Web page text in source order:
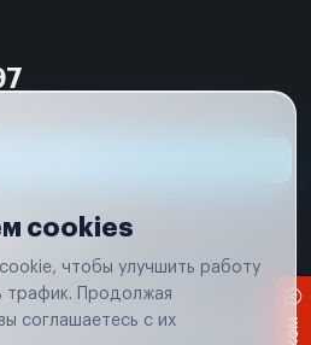
Удаление аккаунта
на сайте, носит исключительно
cookies
чтобы улучшить работу
трафик. Продолжая
соглашаетесь с их